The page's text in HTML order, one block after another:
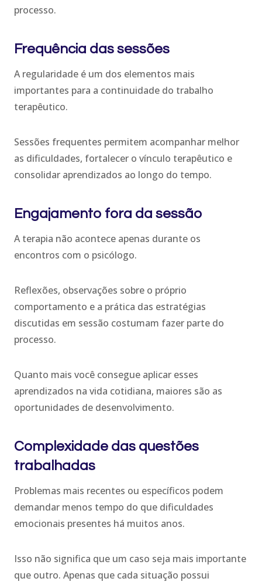
processo.
Frequência das sessões
A regularidade é um dos elementos mais
importantes para a continuidade do trabalho
terapêutico.
Sessões frequentes permitem acompanhar melhor
as dificuldades, fortalecer o vínculo terapêutico e
consolidar aprendizados ao longo do tempo.
Engajamento fora da sessão
A terapia não acontece apenas durante os
encontros com o psicólogo.
Reflexões, observações sobre o próprio
comportamento e a prática das estratégias
discutidas em sessão costumam fazer parte do
processo.
Quanto mais você consegue aplicar esses
aprendizados na vida cotidiana, maiores são as
oportunidades de desenvolvimento.
Complexidade das questões
trabalhadas
Problemas mais recentes ou específicos podem
demandar menos tempo do que dificuldades
emocionais presentes há muitos anos.
Isso não significa que um caso seja mais importante
que outro. Apenas que cada situação possui